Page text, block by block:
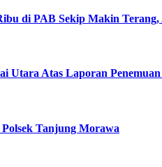
di PAB Sekip Makin
Utara Atas Laporan
Tanjung Morawa